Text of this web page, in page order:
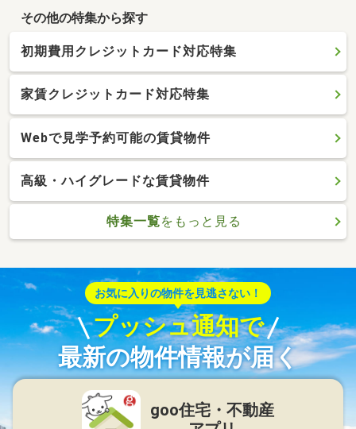
その他の特集から探す
初期費用クレジットカード対応特集
家賃クレジットカード対応特集
Webで見学予約可能の賃貸物件
高級・ハイグレードな賃貸物件
特集一覧をもっと見る
お気に入りの物件を見逃さない！
プッシュ通知で
最新の物件情報が届く
goo住宅・不動産